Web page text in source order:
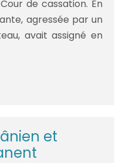
de cassation. En
agressée par un
avait assigné en
et